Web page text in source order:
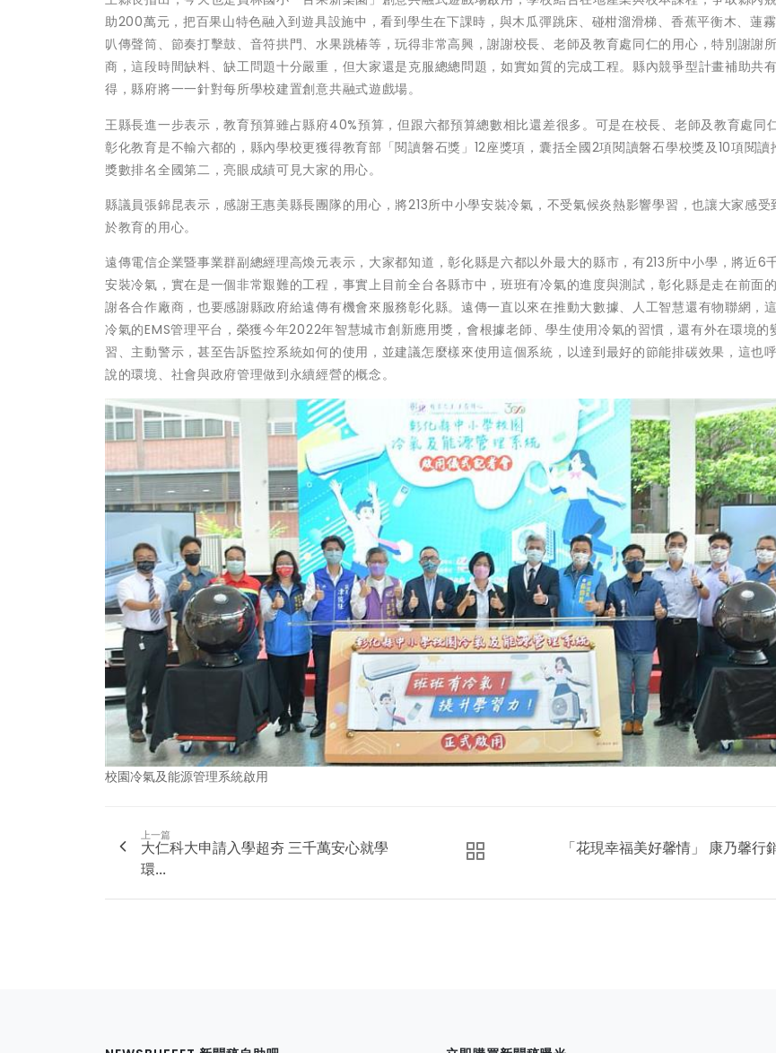
助200萬元，把百果山特色融入到遊具設施中，看到學生在下課時，與木瓜彈跳床、碰柑溜滑梯、香蕉平衡木、蓮
叭傳聲筒、節奏打擊鼓、音符拱門、水果跳椿等，玩得非常高興，謝謝校長、老師及教育處同仁的用心，特別謝謝
商，這段時間缺料、缺工問題十分嚴重，但大家還是克服總總問題，如實如質的完成工程。縣內競爭型計畫補助共
得，縣府將一一針對每所學校建置創意共融式遊戲場。
王縣長進一步表示，教育預算雖占縣府40%預算，但跟六都預算總數相比還差很多。可是在校長、老師及教育處同
彰化教育是不輸六都的，縣內學校更獲得教育部「閱讀磐石獎」12座獎項，囊括全國2項閱讀磐石學校獎及10項閱讀
獎數排名全國第二，亮眼成績可見大家的用心。
縣議員張錦昆表示，感謝王惠美縣長團隊的用心，將213所中小學安裝冷氣，不受氣候炎熱影響學習，也讓大家感受
於教育的用心。
遠傳電信企業暨事業群副總經理高煥元表示，大家都知道，彰化縣是六都以外最大的縣市，有213所中小學，將近6
安裝冷氣，實在是一個非常艱難的工程，事實上目前全台各縣市中，班班有冷氣的進度與測試，彰化縣是走在前面
謝各合作廠商，也要感謝縣政府給遠傳有機會來服務彰化縣。遠傳一直以來在推動大數據、人工智慧還有物聯網，
冷氣的EMS管理平台，榮獲今年2022年智慧城市創新應用獎，會根據老師、學生使用冷氣的習慣，還有外在環境的
習、主動警示，甚至告訴監控系統如何的使用，並建議怎麼樣來使用這個系統，以達到最好的節能排碳效果，這也
說的環境、社會與政府管理做到永續經營的概念。
校園冷氣及能源管理系統啟用
上一篇
大仁科大申請入學超夯 三千萬安心就學
環...
「花現幸福美好馨情」 康乃馨行